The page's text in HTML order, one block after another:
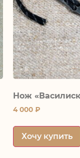
Нож
4 000₽
Хочу купить